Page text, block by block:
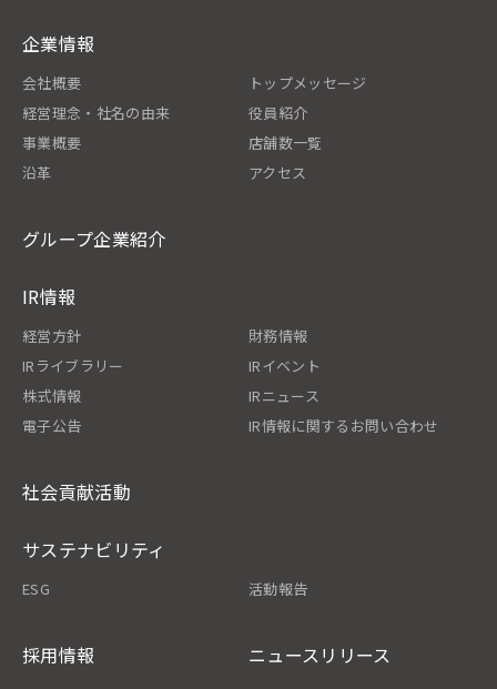
企業情報
会社概要
トップメッセージ
経営理念・社名の由来
役員紹介
事業概要
店舗数一覧
沿革
アクセス
グループ企業紹介
IR情報
経営方針
財務情報
IRライブラリー
IRイベント
株式情報
IRニュース
電子公告
IR情報に関するお問い合わせ
社会貢献活動
サステナビリティ
ESG 活動報告
採用情報 ニュースリリース